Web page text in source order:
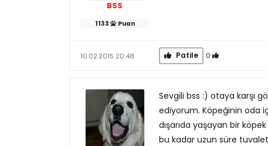
BSS
1133 Puan
10.02.2015 20:48 Patile 0
Sevgili bss :) otaya karşı
ediyorum. Köpeğinin oda
dışarıda yaşayan bir
bu kadar uzun süre